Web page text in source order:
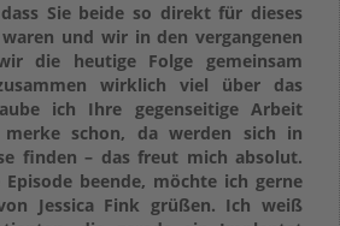
Sie beide so direkt für dieses
und wir in den vergangenen
die heutige Folge gemeinsam
wirklich viel über das
ich Ihre gegenseitige Arbeit
schon, da werden sich in
finden – das freut mich absolut.
beende, möchte ich gerne
Jessica Fink grüßen. Ich weiß